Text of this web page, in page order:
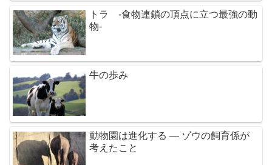
トラ -食物連鎖の頂点に立つ最強の動
物-
牛の歩み
動物園は進化する ― ゾウの飼育係が
考えたこと